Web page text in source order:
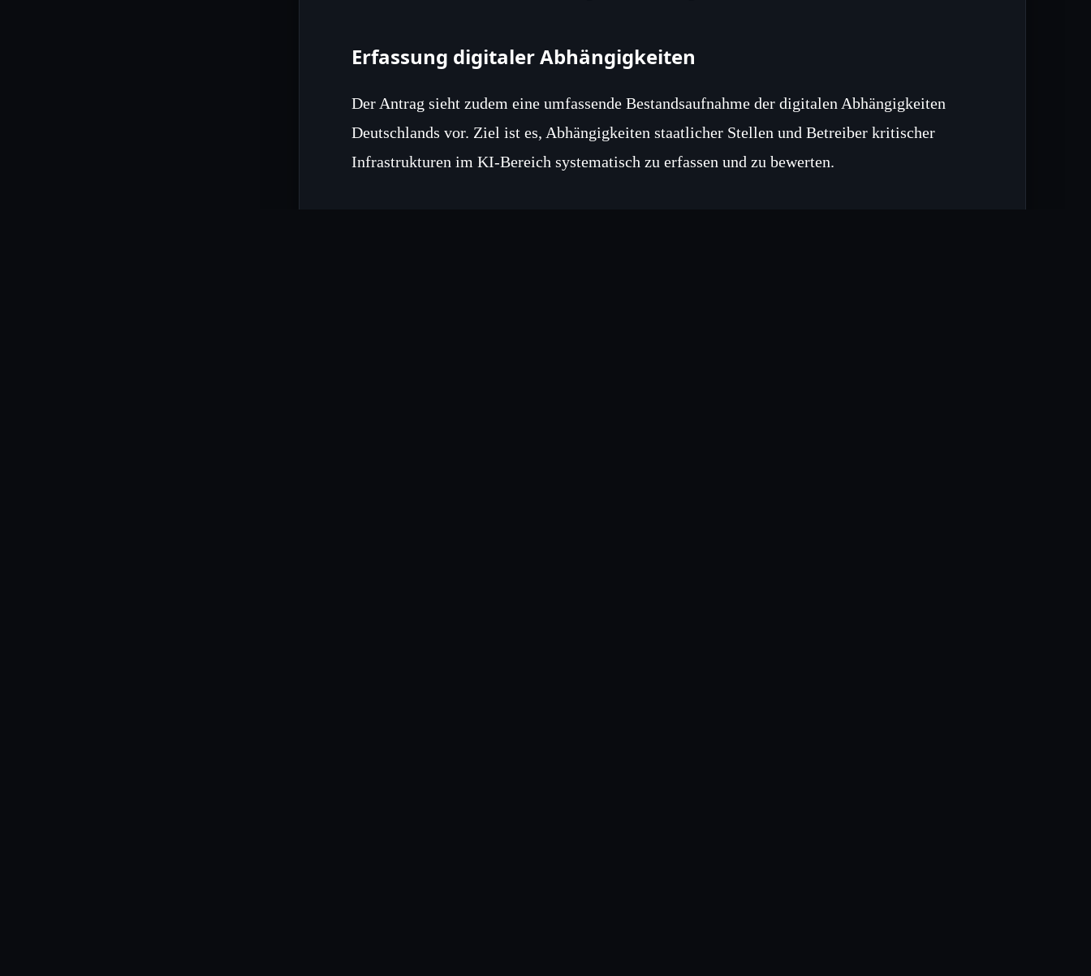
Erfassung digitaler Abhängigkeiten
Der Antrag sieht zudem eine umfassende Bestandsaufnahme der digitalen Abhängigkeiten
Deutschlands vor. Ziel ist es, Abhängigkeiten staatlicher Stellen und Betreiber kritischer
Infrastrukturen im KI‑Bereich systematisch zu erfassen und zu bewerten.